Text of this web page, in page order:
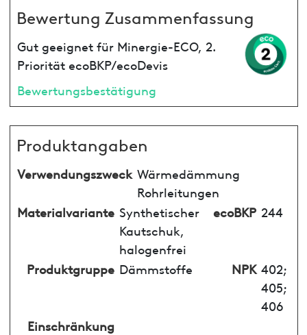
Bewertung Zusammenfassung
Gut geeignet für Minergie-ECO, 2.
Priorität ecoBKP/ecoDevis
Bewertungsbestätigung
Produktangaben
Verwendungszweck Wärmedämmung
Rohrleitungen
Materialvariante Synthetischer
Kautschuk,
halogenfrei
ecoBKP 244
Produktgruppe Dämmstoffe NPK 402;
405;
406
Einschränkung